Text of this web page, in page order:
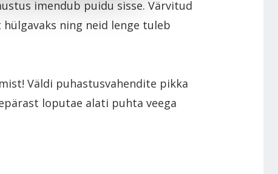
imendub puidu sisse. Värvitud
ning neid lenge tuleb
Väldi puhastusvahendite pikka
loputae alati puhta veega